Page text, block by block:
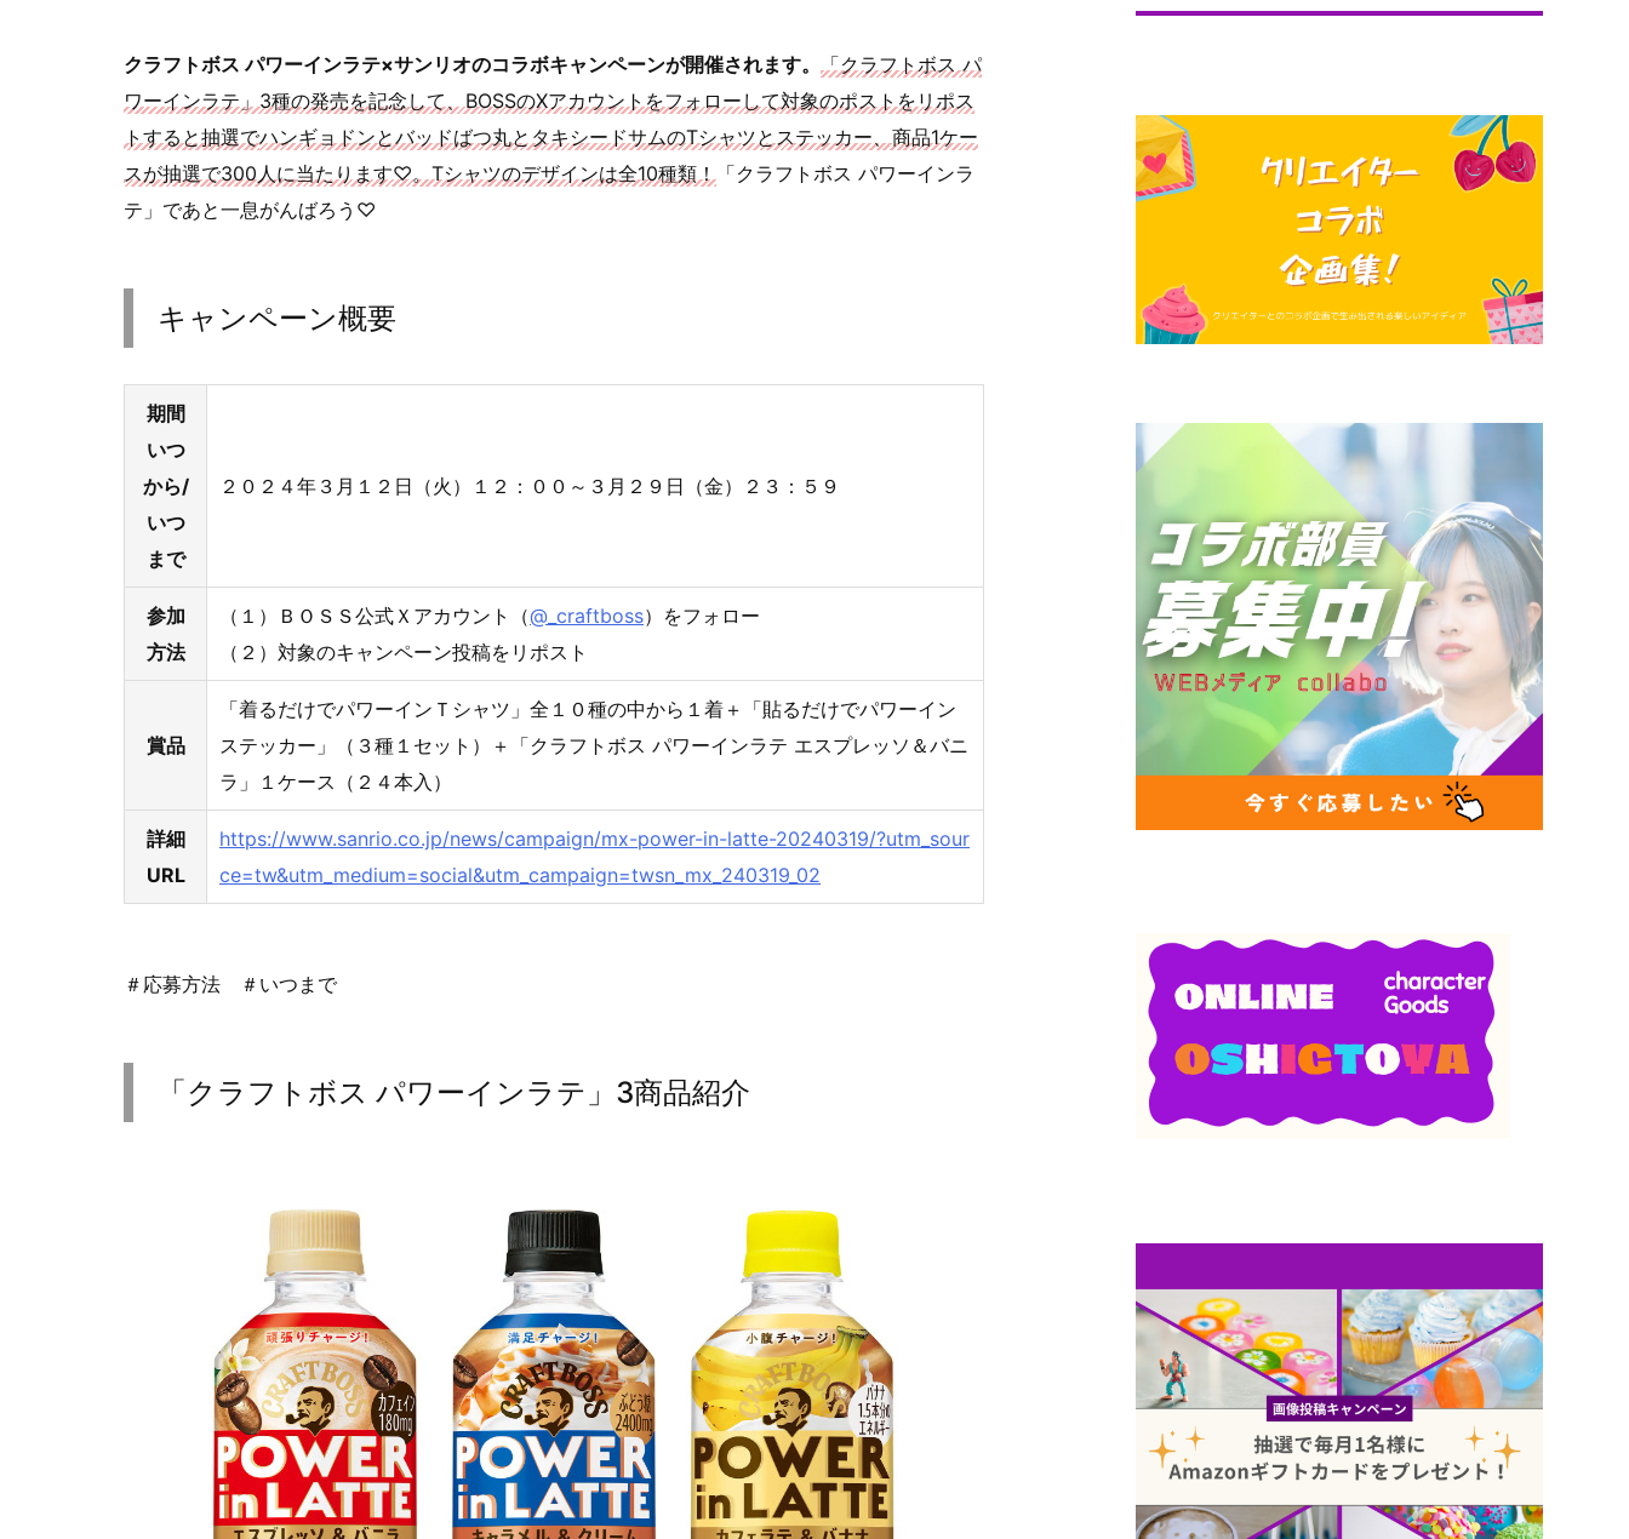
クラフトボス パワーインラテ×サンリオのコラボキャンペーンが開催されます。 「クラフトボス パ
ワーインラテ」3種の発売を記念して、BOSSのXアカウントをフォローして対象のポストをリポス
トすると抽選でハンギョドンとバッドばつ丸とタキシードサムのTシャツとステッカー、商品1ケー
スが抽選で300人に当たります♡。Tシャツのデザインは全10種類！ 「クラフトボス パワーインラ
テ」であと一息がんばろう♡
キャンペーン概要
期間
いつ
から/
いつ
まで
２０２４年３月１２日（火）１２：００～３月２９日（金）２３：５９
参加
方法
（１）ＢＯＳＳ公式Ｘアカウント（@_craftboss）をフォロー
（２）対象のキャンペーン投稿をリポスト
賞品
「着るだけでパワーインＴシャツ」全１０種の中から１着＋「貼るだけでパワーイン
ステッカー」（３種１セット）＋「クラフトボス パワーインラテ エスプレッソ＆バニ
ラ」１ケース（２４本入）
詳細
URL
https://www.sanrio.co.jp/news/campaign/mx-power-in-latte-20240319/?utm_sour
ce=tw&utm_medium=social&utm_campaign=twsn_mx_240319_02
＃応募方法 ＃いつまで
「クラフトボス パワーインラテ」3商品紹介